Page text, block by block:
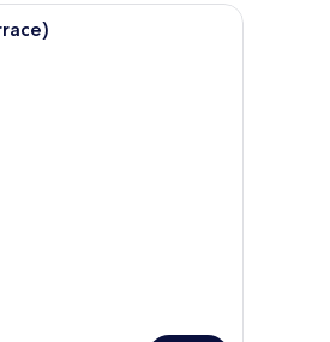
펜트하우스, 온수 욕조 (Terrace) | 저자극성